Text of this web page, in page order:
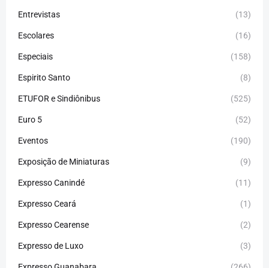
Entrevistas (13)
Escolares (16)
Especiais (158)
Espirito Santo (8)
ETUFOR e Sindiônibus (525)
Euro 5 (52)
Eventos (190)
Exposição de Miniaturas (9)
Expresso Canindé (11)
Expresso Ceará (1)
Expresso Cearense (2)
Expresso de Luxo (3)